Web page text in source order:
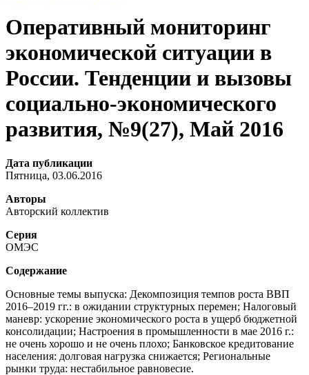
Оперативный мониторинг
экономической ситуации в
России. Тенденции и вызовы
социально-экономического
развития, №9(27), Май 2016
Дата публикации
Пятница, 03.06.2016
Авторы
Авторский коллектив
Серия
ОМЭС
Содержание
Основные темы выпуска: Декомпозиция темпов роста ВВП
2016–2019 гг.: в ожидании структурных перемен; Налоговый
маневр: ускорение экономического роста в ущерб бюджетной
консолидации; Настроения в промышленности в мае 2016 г.:
не очень хорошо и не очень плохо; Банковское кредитование
населения: долговая нагрузка снижается; Региональные
рынки труда: нестабильное равновесие.